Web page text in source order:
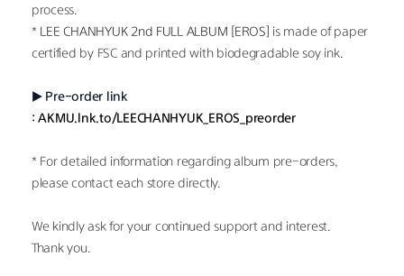
process.
*
LEE CHANHYUK 2nd FULL ALBUM [EROS] is made of paper
certified by FSC and printed with biodegradable soy ink.
▶ Pre-order link
: AKMU.lnk.to/LEECHANHYUK_EROS_preorder
* For detailed information regarding album pre-orders,
please contact each store directly.
We kindly ask for your continued support and interest.
Thank you.